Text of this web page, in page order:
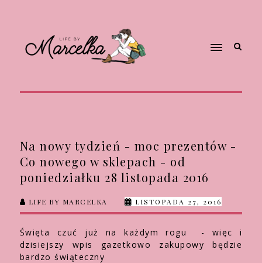
Na nowy tydzień - moc prezentów -
Co nowego w sklepach - od
poniedziałku 28 listopada 2016
LIFE BY MARCELKA LISTOPADA 27, 2016
Święta czuć już na każdym rogu - więc i
dzisiejszy wpis gazetkowo zakupowy będzie
bardzo świąteczny